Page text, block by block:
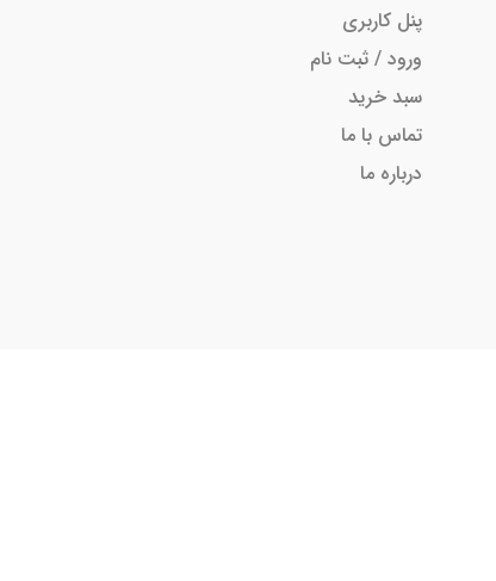
پنل کاربری
ورود / ثبت نام
سبد خرید
تماس با ما
درباره ما